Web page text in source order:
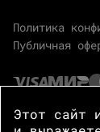
Политика
Публичная
Этот сайт